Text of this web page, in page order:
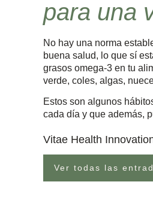
para una
No hay una norma
buena salud, lo que sí
grasos omega-3 en tu
verde, coles, algas,
Estos son algunos
cada día y que además,
Vitae Health
Ver todas las